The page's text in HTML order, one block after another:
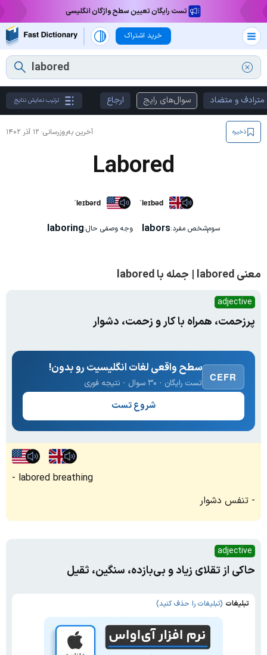
تست رایگان تعیین سطح واژگان انگلیسی
خرید اشتراک
مترادف و متضاد سوال‌های رایج ارجاع ترتیب نمایش نتایج
آخرین به‌روزرسانی: ۱۲ آذر ۱۴۰۲ ذخیره
Labored
ˈleɪbərd ˈleɪbəd
سوم‌شخص مفرد:labors وجه وصفی حال:laboring
معنی labored | جمله با labored
adjective
پرزحمت، همراه با کار و زحمت، دشوار
CEFR
سطح واقعی لغات انگلیسیت رو بدون!
تست رایگان · ۳۰ سوال · نتیجه فوری
شروع تست
labored breathing
تنفس دشوار
adjective
حاکی از تقلای زیاد و بی‌بازده، سنگین، ثقیل
تبلیغات (تبلیغات را حذف کنید)